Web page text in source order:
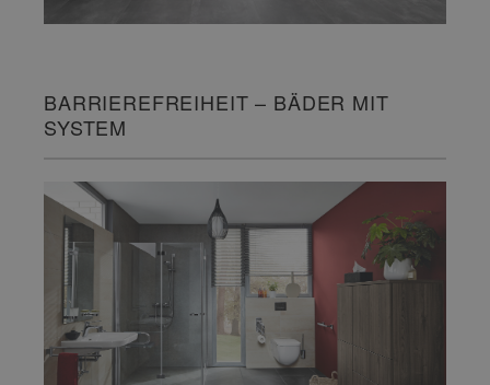
BARRIEREFREIHEIT – BÄDER MIT
SYSTEM